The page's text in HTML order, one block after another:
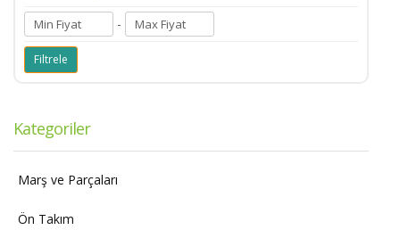
-
Kategoriler
Marş ve Parçaları
Ön Takım